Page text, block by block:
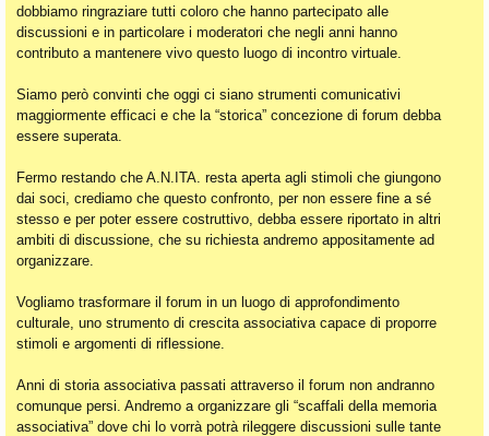
pi
di
dobbiamo ringraziare tutti coloro che hanno partecipato alle
discussioni e in particolare i moderatori che negli anni hanno
contributo a mantenere vivo questo luogo di incontro virtuale.
Siamo però convinti che oggi ci siano strumenti comunicativi
maggiormente efficaci e che la “storica” concezione di forum debba
essere superata.
Fermo restando che A.N.ITA. resta aperta agli stimoli che giungono
dai soci, crediamo che questo confronto, per non essere fine a sé
stesso e per poter essere costruttivo, debba essere riportato in altri
ambiti di discussione, che su richiesta andremo appositamente ad
organizzare.
Vogliamo trasformare il forum in un luogo di approfondimento
culturale, uno strumento di crescita associativa capace di proporre
stimoli e argomenti di riflessione.
Anni di storia associativa passati attraverso il forum non andranno
comunque persi. Andremo a organizzare gli “scaffali della memoria
associativa” dove chi lo vorrà potrà rileggere discussioni sulle tante